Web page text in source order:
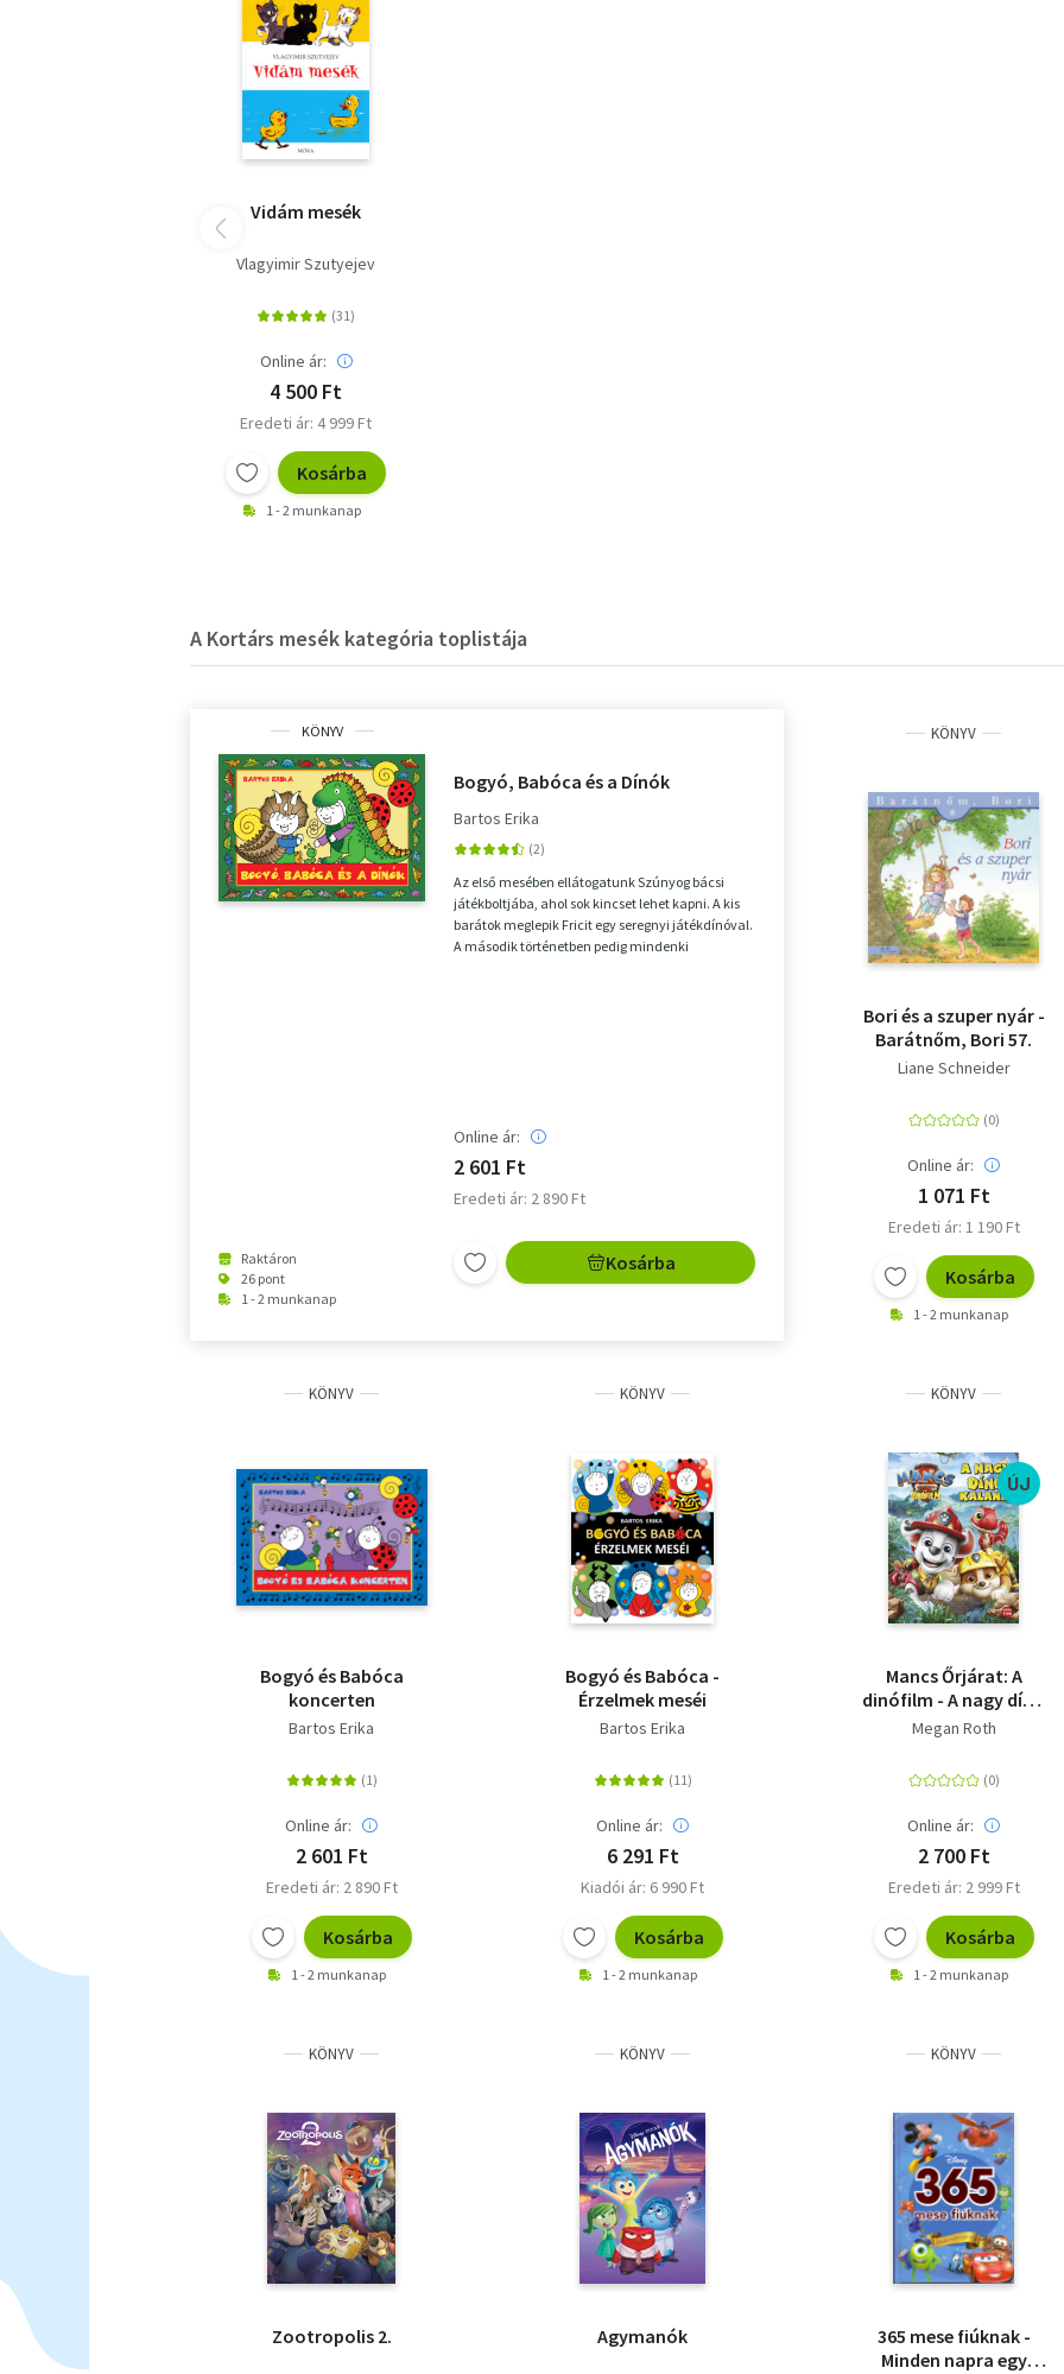
Vidám mesék
Vlagyimir Szutyejev
Online ár:
4 500 Ft
Eredeti ár: 4 999 Ft
Kosárba
1 - 2 munkanap
A Kortárs mesék kategória toplistája
KÖNYV
Raktáron
26 pont
1 - 2 munkanap
Bogyó, Babóca és a Dínók
Bartos Erika
Az első mesében ellátogatunk Szúnyog bácsi
játékboltjába, ahol sok kincset lehet kapni. A kis
barátok meglepik Fricit egy seregnyi játékdínóval.
A második történetben pedig mindenki
Online ár:
2 601 Ft
Eredeti ár: 2 890 Ft
Kosárba
KÖNYV
Bori és a szuper nyár -
Barátnőm, Bori 57.
Liane Schneider
Online ár:
1 071 Ft
Eredeti ár: 1 190 Ft
Kosárba
1 - 2 munkanap
KÖNYV
Bogyó és Babóca
koncerten
Bartos Erika
Online ár:
2 601 Ft
Eredeti ár: 2 890 Ft
Kosárba
1 - 2 munkanap
KÖNYV
Bogyó és Babóca -
Érzelmek meséi
Bartos Erika
Online ár:
6 291 Ft
Kiadói ár: 6 990 Ft
Kosárba
1 - 2 munkanap
KÖNYV
ÚJ
Mancs Őrjárat: A
dinófilm - A nagy dínó
kaland - Mesekönyv a
Megan Roth
Online ár:
2 700 Ft
Eredeti ár: 2 999 Ft
Kosárba
1 - 2 munkanap
KÖNYV
Zootropolis 2.
KÖNYV
Agymanók
KÖNYV
365 mese fiúknak -
Minden napra egy